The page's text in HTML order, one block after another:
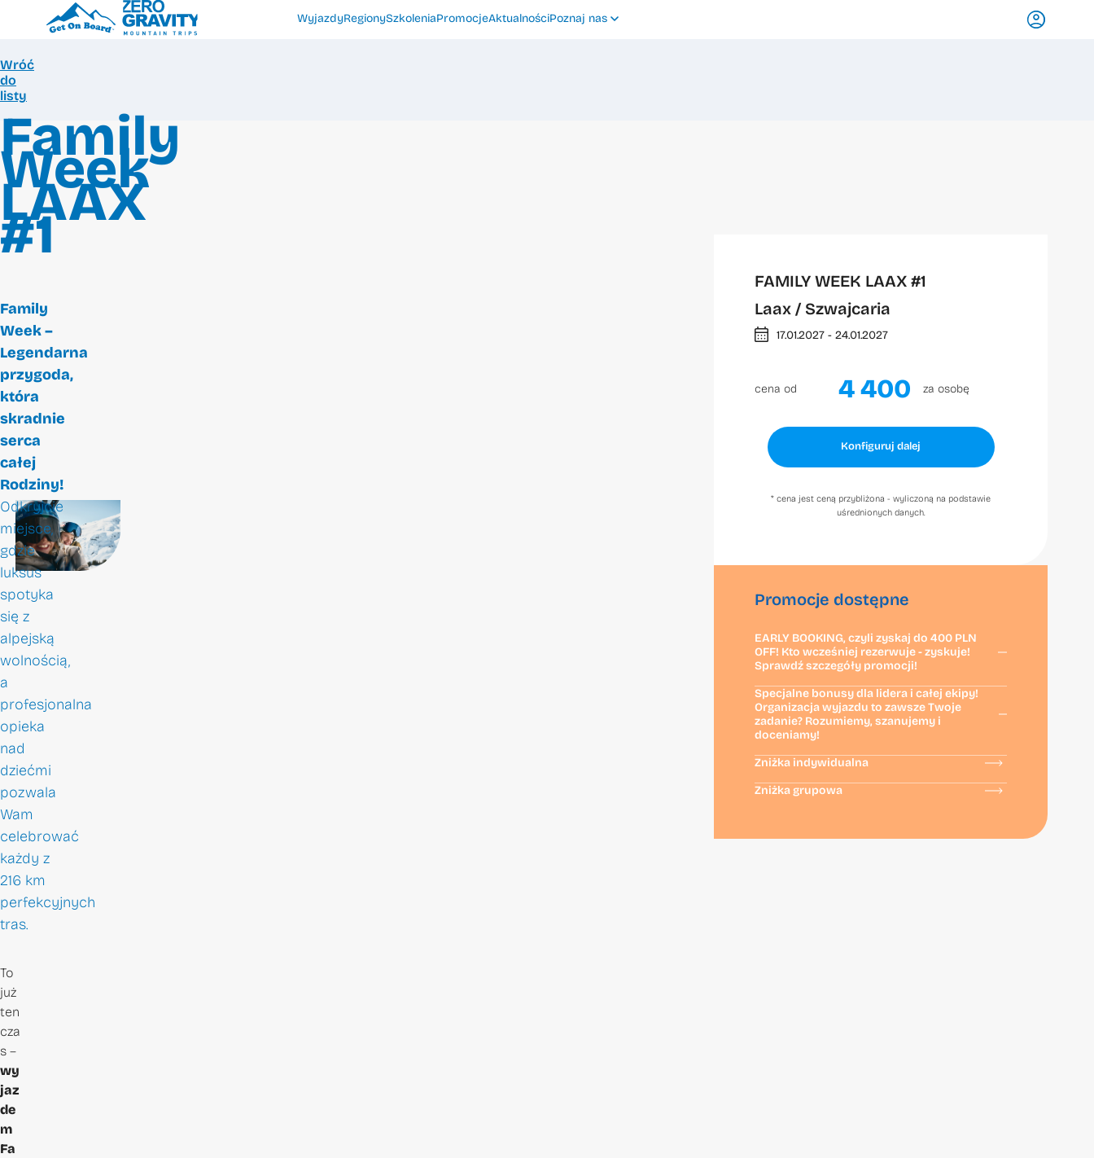
WyjazdyRegionySzkoleniaPromocjeAktualnościPoznaj nas
Wróć
do
listy
Family
Week
LAAX
#1
Family
Week –
Legendarna
przygoda,
która
skradnie
serca
całej
Rodziny!
Odkryjcie
miejsce,
gdzie
luksus
spotyka
się z
alpejską
wolnością,
a
profesjonalna
opieka
nad
dziećmi
pozwala
Wam
celebrować
każdy z
216 km
perfekcyjnych
tras.
FAMILY WEEK LAAX #1
Laax / Szwajcaria
17.01.2027 - 24.01.2027
cena od 4 400 za osobę
Konfiguruj dalej
* cena jest ceną przybliżona - wyliczoną na podstawie
uśrednionych danych.
Promocje dostępne
EARLY BOOKING, czyli zyskaj do 400 PLN
OFF! Kto wcześniej rezerwuje - zyskuje!
Sprawdź szczegóły promocji!
Specjalne bonusy dla lidera i całej ekipy!
Organizacja wyjazdu to zawsze Twoje
zadanie? Rozumiemy, szanujemy i
doceniamy!
Zniżka indywidualna
Zniżka grupowa
To
już
ten
cza
s –
wy
jaz
de
m
Fa